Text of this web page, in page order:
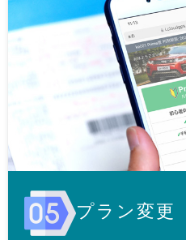
プラン変更